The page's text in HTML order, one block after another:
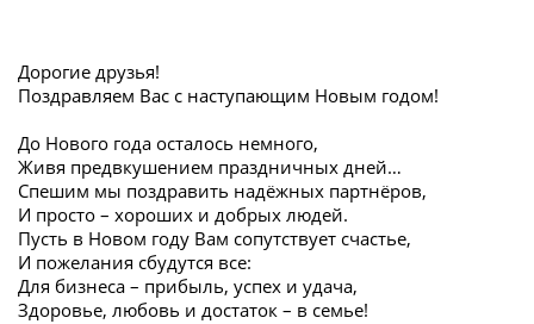
Дорогие друзья!
Поздравляем Вас с наступающим Новым годом!
До Нового года осталось немного,
Живя предвкушением праздничных дней…
Спешим мы поздравить надёжных партнёров,
И просто – хороших и добрых людей.
Пусть в Новом году Вам сопутствует счастье,
И пожелания сбудутся все:
Для бизнеса – прибыль, успех и удача,
Здоровье, любовь и достаток – в семье!